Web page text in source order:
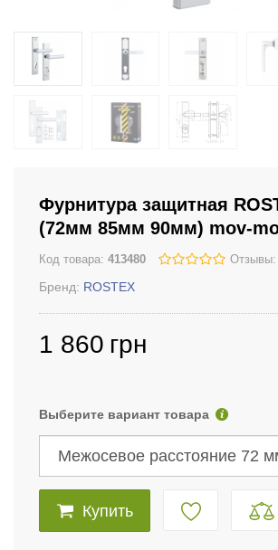
Фурнитура защитная
(72мм 85мм 90мм) mov-
Код товара: 413480 Отзывы:
Бренд: ROSTEX
1 860 грн
Выберите вариант товара
Купить